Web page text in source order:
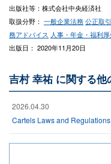
出版社等：株式会社中央経済社
取扱分野： 一般企業法務公正取
務アドバイス 人事・年金・福利
出版日： 2020年11月20日
吉村 幸祐 に関する他
2026.04.30
Cartels Laws and